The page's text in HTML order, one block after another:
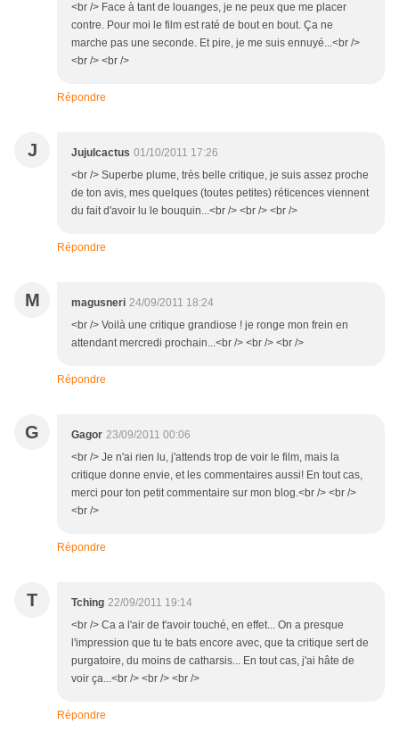
<br /> Face à tant de louanges, je ne peux que me placer
contre. Pour moi le film est raté de bout en bout. Ça ne
marche pas une seconde. Et pire, je me suis ennuyé...<br />
<br /> <br />
Répondre
J Jujulcactus 01/10/2011 17:26
<br /> Superbe plume, très belle critique, je suis assez proche
de ton avis, mes quelques (toutes petites) réticences viennent
du fait d'avoir lu le bouquin...<br /> <br /> <br />
Répondre
M magusneri 24/09/2011 18:24
<br /> Voilà une critique grandiose ! je ronge mon frein en
attendant mercredi prochain...<br /> <br /> <br />
Répondre
G Gagor 23/09/2011 00:06
<br /> Je n'ai rien lu, j'attends trop de voir le film, mais la
critique donne envie, et les commentaires aussi! En tout cas,
merci pour ton petit commentaire sur mon blog.<br /> <br />
<br />
Répondre
T Tching 22/09/2011 19:14
<br /> Ca a l'air de t'avoir touché, en effet... On a presque
l'impression que tu te bats encore avec, que ta critique sert de
purgatoire, du moins de catharsis... En tout cas, j'ai hâte de
voir ça...<br /> <br /> <br />
Répondre